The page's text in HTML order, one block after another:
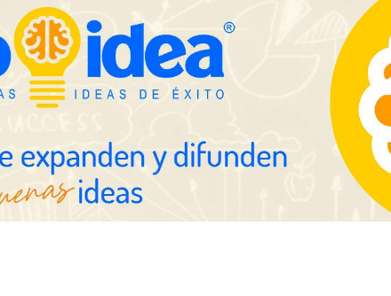
Schaeffler mejora su rentabilidad
en el primer semestre de 2026
NOVA: innovación y diseño
transforman espacios de
de Tormo Franquicias